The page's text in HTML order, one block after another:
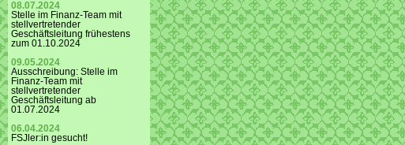
08.07.2024
Stelle im Finanz-Team mit
stellvertretender
Geschäftsleitung frühestens
zum 01.10.2024
09.05.2024
Ausschreibung: Stelle im
Finanz-Team mit
stellvertretender
Geschäftsleitung ab
01.07.2024
06.04.2024
FSJler:in gesucht!